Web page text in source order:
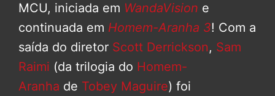
MCU, iniciada em WandaVision e
continuada em Homem-Aranha 3! Com a
saída do diretor Scott Derrickson, Sam
Raimi (da trilogia do Homem-
Aranha de Tobey Maguire) foi